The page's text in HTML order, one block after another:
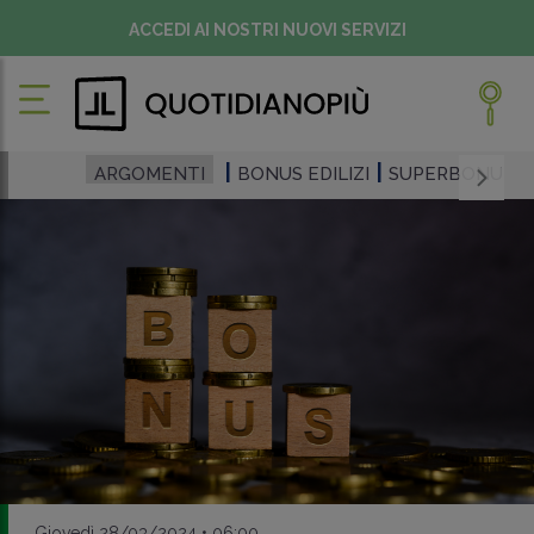
ACCEDI AI NOSTRI NUOVI SERVIZI
ARGOMENTI BONUS EDILIZI SUPERBONUS